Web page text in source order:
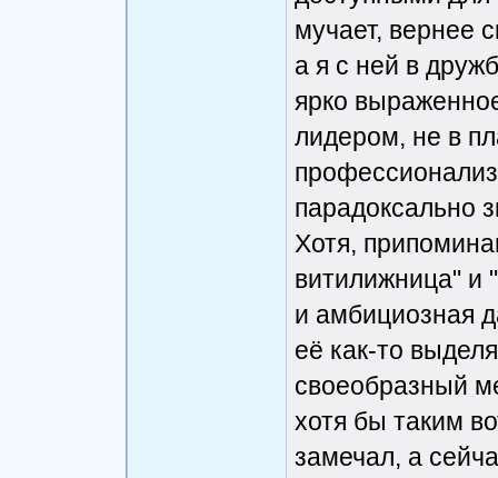
мучает, вернее
а я с ней в
ярко
лидером, не в
парадоксально
Хотя,
витилижница" и
и амбициозная
её как-то
своеобразный
хотя бы таким
замечал, а